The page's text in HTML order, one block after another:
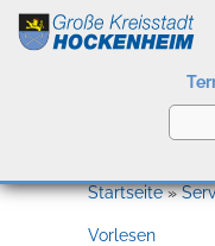
Startseite»
Vorlesen